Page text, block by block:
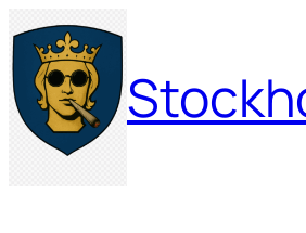
Hoppa
till
innehåll